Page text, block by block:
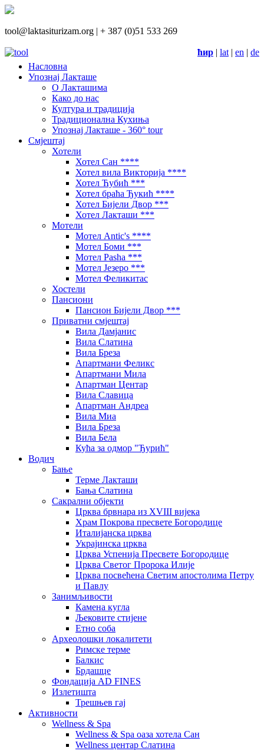
tool@laktasiturizam.org | + 387 (0)51 533 269
ћир | lat | en | de
Насловна
Упознај Лакташе
О Лакташима
Како до нас
Култура и традиција
Традиционална Кухиња
Упознај Лакташе - 360° tour
Смјештај
Хотели
Хотел Сан ****
Хотел вила Викторија ****
Хотел Ћубић ***
Хотел браћа Ђукић ****
Хотел Бијели Двор ***
Хотел Лакташи ***
Мотели
Мотел Antic's ****
Мотел Боми ***
Мотел Pasha ***
Мотел Језеро ***
Мотел Феликитас
Хостели
Пансиони
Пансион Бијели Двор ***
Приватни смјештај
Вила Дамјанис
Вила Слатина
Вила Бреза
Апартмани Феликс
Апартмани Мила
Апартман Центар
Вила Славица
Апартман Андреа
Вила Миа
Вила Бреза
Вила Бела
Кућа за одмор "Ђурић"
Водич
Бање
Терме Лакташи
Бања Слатина
Сакрални објекти
Црква брвнара из XVIII вијека
Храм Покрова пресвете Богородице
Италијанска црква
Украјинска црква
Црква Успенија Пресвете Богородице
Црква Светог Пророка Илије
Црква посвећена Светим апостолима Петру
и Павлу
Занимљивости
Камена кугла
Љековите стијене
Етно соба
Археолошки локалитети
Римске терме
Балкис
Брдашце
Фондација AD FINES
Излетишта
Трешњев гај
Активности
Wellness & Spa
Wellness & Spa оаза хотела Сан
Wellness центар Слатина